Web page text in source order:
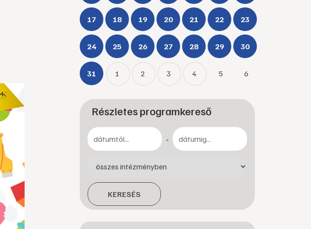
17 18 19 20 21 22 23
24 25 26 27 28 29 30
31 1 2 3 4 5 6
Részletes programkereső
-
KERESÉS